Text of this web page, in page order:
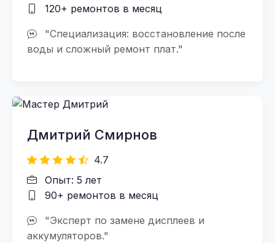
120+ ремонтов в месяц
"Специализация: восстановление после
воды и сложный ремонт плат."
Дмитрий Смирнов
4.7
Опыт: 5 лет
90+ ремонтов в месяц
"Эксперт по замене дисплеев и
аккумуляторов."